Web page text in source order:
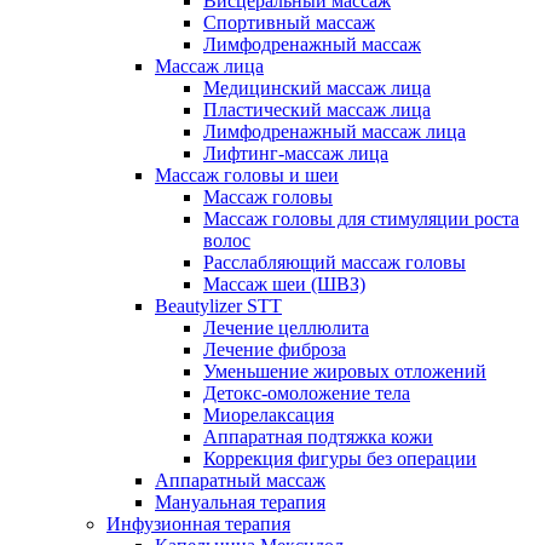
Спортивный массаж
Лимфодренажный массаж
Массаж лица
Медицинский массаж лица
Пластический массаж лица
Лимфодренажный массаж лица
Лифтинг-массаж лица
Массаж головы и шеи
Массаж головы
Массаж головы для стимуляции роста
волос
Расслабляющий массаж головы
Массаж шеи (ШВЗ)
Beautylizer STT
Лечение целлюлита
Лечение фиброза
Уменьшение жировых отложений
Детокс-омоложение тела
Миорелаксация
Аппаратная подтяжка кожи
Коррекция фигуры без операции
Аппаратный массаж
Мануальная терапия
Инфузионная терапия